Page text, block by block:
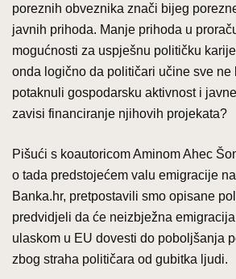
poreznih obveznika znači bijeg
javnih prihoda. Manje prihoda u
mogućnosti za uspješnu političku
onda logično da političari učine sve ne
potaknuli gospodarsku aktivnost i
zavisi financiranje njihovih projekata?
Pišući s koautoricom Aminom Ahec
o tada predstojećem valu emigracije
Banka.hr, pretpostavili smo opisane
predvidjeli da će neizbježna
ulaskom u EU dovesti do poboljšanja
zbog straha političara od gubitka ljudi.